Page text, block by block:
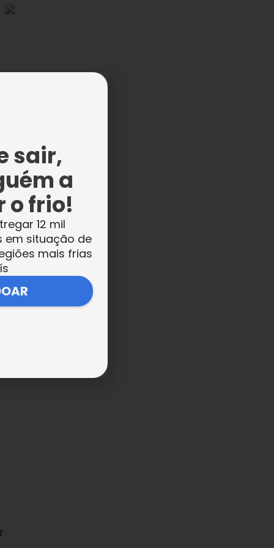
sair,
a
o frio!
12 mil
em situação de
mais frias